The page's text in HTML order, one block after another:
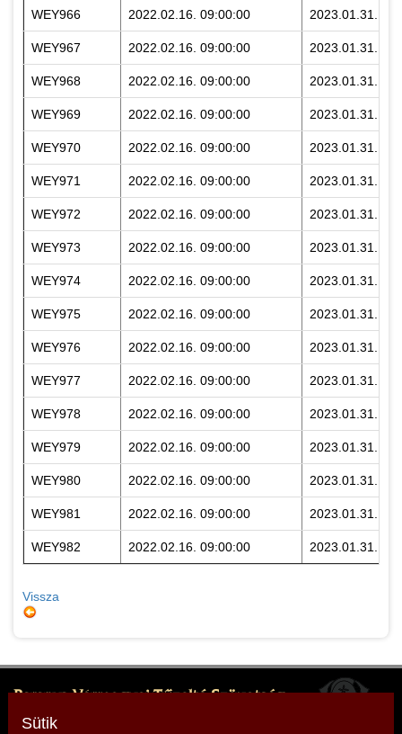
WEY966 2022.02.16. 09:00:00 2023.01.31.
WEY967 2022.02.16. 09:00:00 2023.01.31.
WEY968 2022.02.16. 09:00:00 2023.01.31.
WEY969 2022.02.16. 09:00:00 2023.01.31.
WEY970 2022.02.16. 09:00:00 2023.01.31.
WEY971 2022.02.16. 09:00:00 2023.01.31.
WEY972 2022.02.16. 09:00:00 2023.01.31.
WEY973 2022.02.16. 09:00:00 2023.01.31.
WEY974 2022.02.16. 09:00:00 2023.01.31.
WEY975 2022.02.16. 09:00:00 2023.01.31.
WEY976 2022.02.16. 09:00:00 2023.01.31.
WEY977 2022.02.16. 09:00:00 2023.01.31.
WEY978 2022.02.16. 09:00:00 2023.01.31.
WEY979 2022.02.16. 09:00:00 2023.01.31.
WEY980 2022.02.16. 09:00:00 2023.01.31.
WEY981 2022.02.16. 09:00:00 2023.01.31.
WEY982 2022.02.16. 09:00:00 2023.01.31.
Vissza
Baranya Vármegyei Tűzoltó Szövetség
Sütik